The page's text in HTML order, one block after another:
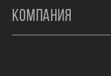
КОМПАНИЯ